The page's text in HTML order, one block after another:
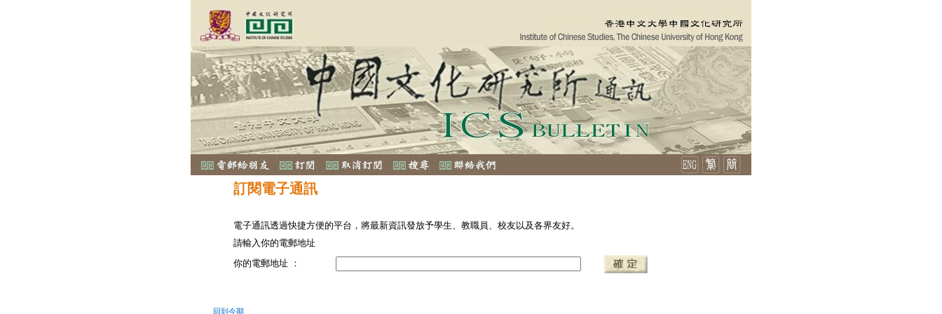
訂閱電子通訊
電子通訊透過快捷方便的平台，將最新資訊發放予學生、教職員、校友以及各界友好。
請輸入你的電郵地址
你的電郵地址 ：
回到今期